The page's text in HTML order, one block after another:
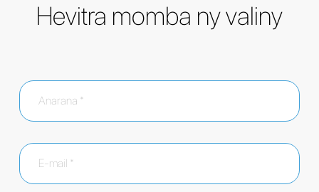
Hevitra momba ny valiny